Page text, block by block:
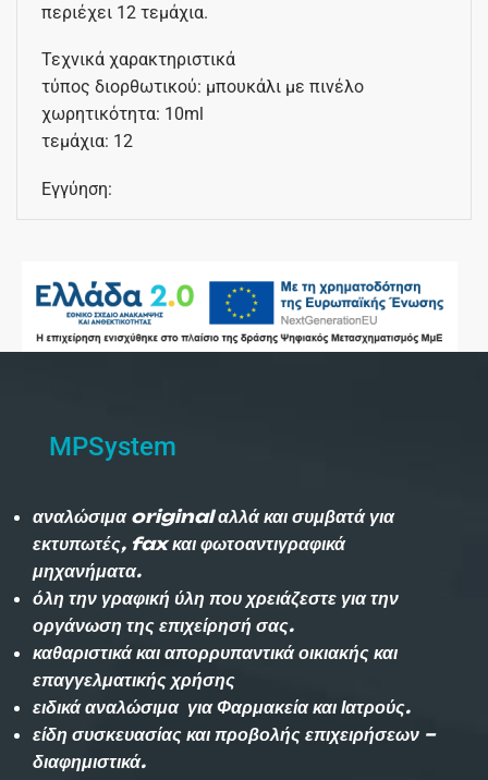
περιέχει 12 τεμάχια.
Τεχνικά χαρακτηριστικά
τύπος διορθωτικού: μπουκάλι με πινέλο
χωρητικότητα: 10ml
τεμάχια: 12
Εγγύηση:
MPSystem
αναλώσιμα original αλλά και συμβατά για
εκτυπωτές, fax και φωτοαντιγραφικά
μηχανήματα.
όλη την γραφική ύλη που χρειάζεστε για την
οργάνωση της επιχείρησή σας.
καθαριστικά και απορρυπαντικά οικιακής και
επαγγελματικής χρήσης
ειδικά αναλώσιμα για Φαρμακεία και Ιατρούς.
είδη συσκευασίας και προβολής επιχειρήσεων –
διαφημιστικά.